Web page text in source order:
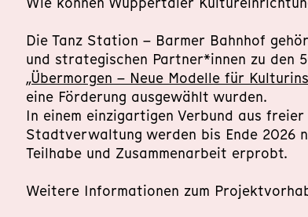
Die Tanz Station – Barmer Bahnhof
und strategischen Partner*innen zu den
„Übermorgen – Neue Modelle für
eine Förderung ausgewählt wurden.
In einem einzigartigen Verbund aus
Stadtverwaltung werden bis Ende 2026
Teilhabe und Zusammenarbeit erprobt.
Weitere Informationen zum